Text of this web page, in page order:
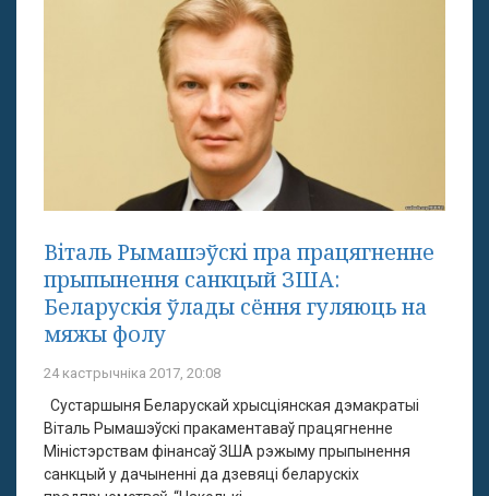
Віталь Рымашэўскі пра працягненне
прыпынення санкцый ЗША:
Беларускія ўлады сёння гуляюць на
мяжы фолу
24 кастрычніка 2017, 20:08
Сустаршыня Беларускай хрысціянская дэмакратыі
Віталь Рымашэўскі пракаментаваў працягненне
Міністэрствам фінансаў ЗША рэжыму прыпынення
санкцый у дачыненні да дзевяці беларускіх